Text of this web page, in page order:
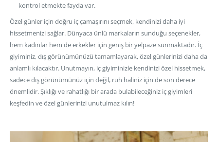
kontrol etmekte fayda var.
Özel günler için doğru iç çamaşırını seçmek, kendinizi daha iyi
hissetmenizi sağlar. Dünyaca ünlü markaların sunduğu seçenekler,
hem kadınlar hem de erkekler için geniş bir yelpaze sunmaktadır. İç
giyiminiz, dış görünümünüzü tamamlayarak, özel günlerinizi daha da
anlamlı kılacaktır. Unutmayın, iç giyiminizle kendinizi özel hissetmek,
sadece dış görünümünüz için değil, ruh haliniz için de son derece
önemlidir. Şıklığı ve rahatlığı bir arada bulabileceğiniz iç giyimleri
keşfedin ve özel günlerinizi unutulmaz kılın!